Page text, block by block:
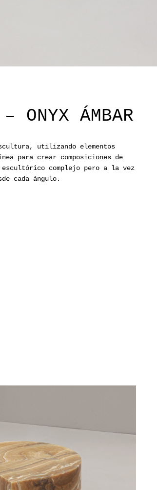
ONYX ÁMBAR
utilizando elementos
para crear composiciones de
escultórico complejo pero a la vez
cada ángulo.